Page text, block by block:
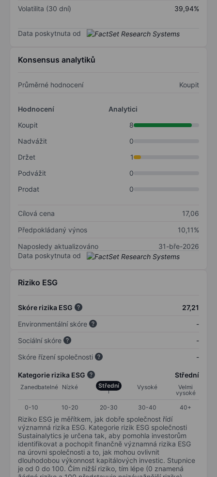
Volatilita (30 dní)
39,94%
Data poskytnuta od
Konsensus analytiků
Průměrné hodnocení Koupit
Hodnocení
Analytici
Koupit
8
Nadvážit
0
Držet
1
Podvážit
0
Prodat
0
Cílová cena
17,06
Předpokládaný výnos
10,11%
Naposledy aktualizováno
31-bře-2026
Data poskytnuta od
Riziko ESG
Skóre rizika ESG
27,21
Environmentální skóre
-
Sociální skóre
-
Skóre řízení společnosti
-
Kategorie rizika ESG Střední
Zanedbatelné Nízké Střední Vysoké
Velmi
vysoké
0-10
10-20 20-30 30-40 40+
Riziko ESG je měřítkem, jak dobře společnost řídí
významná rizika ESG. Kategorie rizik ESG společnosti
Sustainalytics je určena tak, aby pomohla investorům
identifikovat a pochopit finančně významná rizika ESG
na úrovni společnosti a to, jak mohou ovlivnit
dlouhodobou výkonnost kapitálových investic. Stupnice
je od 0 do 100. Čím nižší riziko, tím lépe (0 znamená